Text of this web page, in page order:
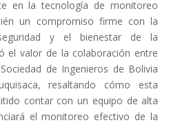
en la tecnología de monitoreo
un compromiso firme con la
y el bienestar de la
el valor de la colaboración entre
de Ingenieros de Bolivia
resaltando cómo esta
contar con un equipo de alta
el monitoreo efectivo de la